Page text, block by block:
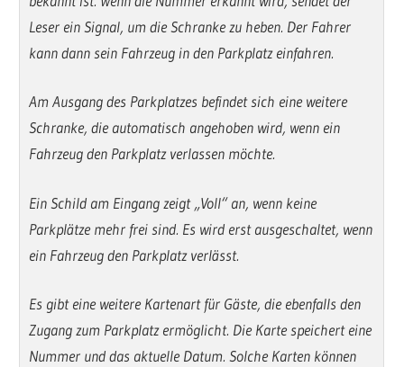
Leser ein Signal, um die Schranke zu heben. Der Fahrer
kann dann sein Fahrzeug in den Parkplatz einfahren.
Am Ausgang des Parkplatzes befindet sich eine weitere
Schranke, die automatisch angehoben wird, wenn ein
Fahrzeug den Parkplatz verlassen möchte.
Ein Schild am Eingang zeigt „Voll“ an, wenn keine
Parkplätze mehr frei sind. Es wird erst ausgeschaltet, wenn
ein Fahrzeug den Parkplatz verlässt.
Es gibt eine weitere Kartenart für Gäste, die ebenfalls den
Zugang zum Parkplatz ermöglicht. Die Karte speichert eine
Nummer und das aktuelle Datum. Solche Karten können